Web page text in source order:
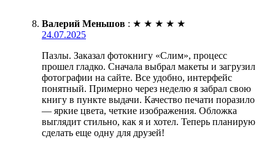
Валерий Меньшов : ★ ★ ★ ★ ★
24.07.2025
Пазлы. Заказал фотокнигу «Слим», процесс
прошел гладко. Сначала выбрал макеты и загрузил
фотографии на сайте. Все удобно, интерфейс
понятный. Примерно через неделю я забрал свою
книгу в пункте выдачи. Качество печати поразило
— яркие цвета, четкие изображения. Обложка
выглядит стильно, как я и хотел. Теперь планирую
сделать еще одну для друзей!